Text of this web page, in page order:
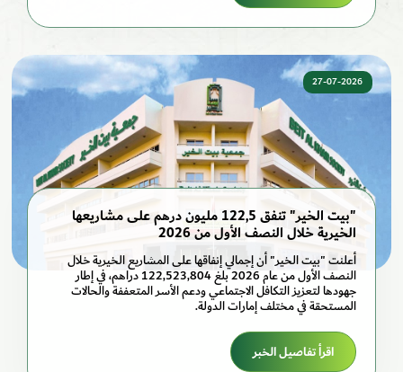
27-07-2026
"بيت الخير" تنفق 122,5 مليون درهم على مشاريعها
الخيرية خلال النصف الأول من 2026
أعلنت "بيت الخير" أن إجمالي إنفاقها على المشاريع الخيرية خلال
النصف الأول من عام 2026 بلغ 122,523,804 دراهم، في إطار
جهودها لتعزيز التكافل الاجتماعي ودعم الأسر المتعففة والحالات
المستحقة في مختلف إمارات الدولة.
اقرأ تفاصيل الخبر